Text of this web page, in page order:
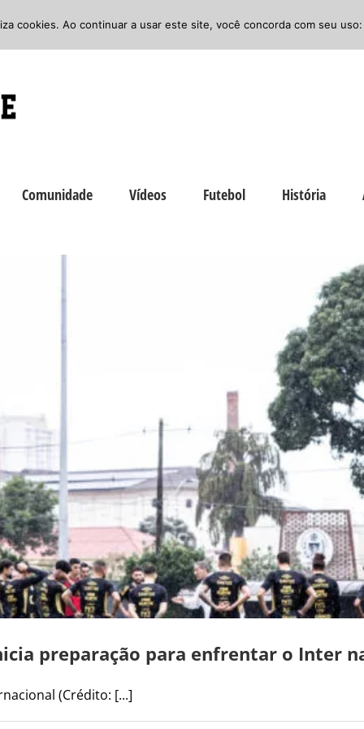
Comunidade Vídeos Futebol História
preparação para enfrentar o Inter
(Crédito: [...]
cookies. Ao continuar a usar este site, você concorda com seu uso: